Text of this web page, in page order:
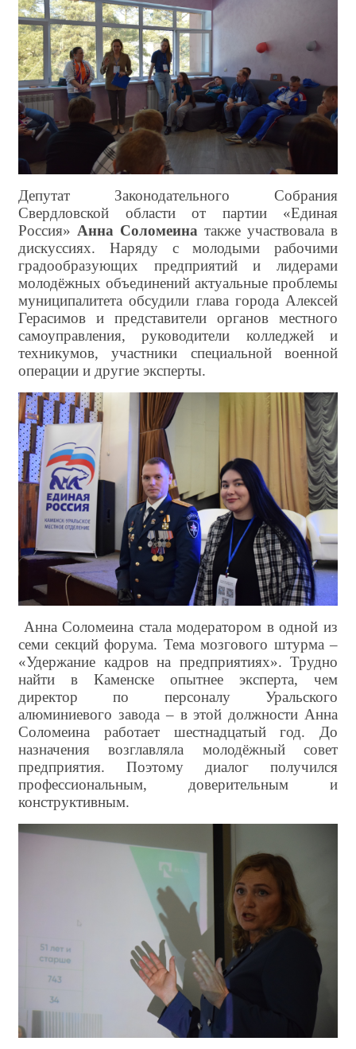
Депутат Законодательного Собрания
Свердловской области от партии «Единая
Россия» Анна Соломеина также участвовала в
дискуссиях. Наряду с молодыми рабочими
градообразующих предприятий и лидерами
молодёжных объединений актуальные проблемы
муниципалитета обсудили глава города Алексей
Герасимов и представители органов местного
самоуправления, руководители колледжей и
техникумов, участники специальной военной
операции и другие эксперты.
Анна Соломеина стала модератором в одной из
семи секций форума. Тема мозгового штурма –
«Удержание кадров на предприятиях». Трудно
найти в Каменске опытнее эксперта, чем
директор по персоналу Уральского
алюминиевого завода – в этой должности Анна
Соломеина работает шестнадцатый год. До
назначения возглавляла молодёжный совет
предприятия. Поэтому диалог получился
профессиональным, доверительным и
конструктивным.